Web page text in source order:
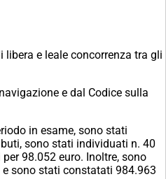
e leale concorrenza tra gli
e dal Codice sulla
in esame, sono stati
sono stati individuati n. 40
98.052 euro. Inoltre, sono
sono stati constatati 984.963